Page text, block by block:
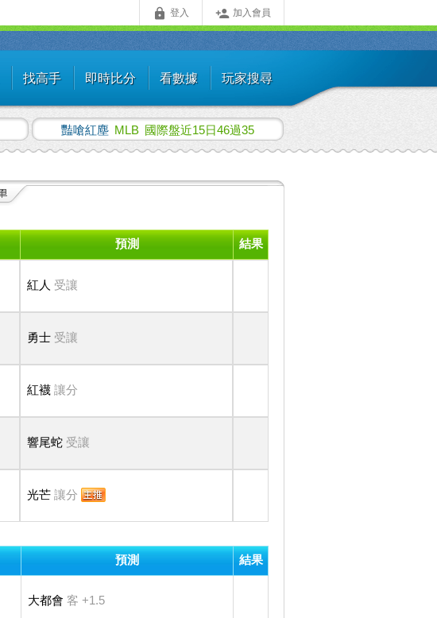
找高手 即時比分 看數據 玩家搜尋
 登入  加入會員
豔嗆紅塵 MLB 國際盤近15日46過35
預測 結果
紅人 受讓
勇士 受讓
紅襪 讓分
響尾蛇 受讓
光芒 讓分
預測 結果
大都會 客 +1.5